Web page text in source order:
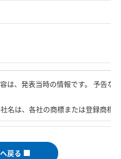
は、発表当時の情報です。 予告な
名は、各社の商標または登録商標
戻る